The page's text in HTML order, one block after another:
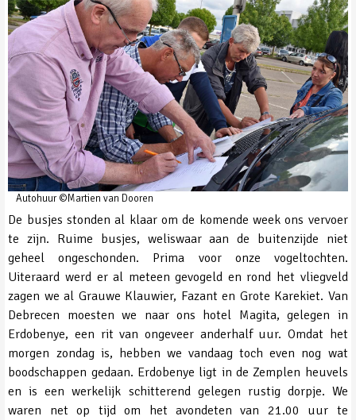
Autohuur ©Martien van Dooren
De busjes stonden al klaar om de komende week ons vervoer
te zijn. Ruime busjes, weliswaar aan de buitenzijde niet
geheel ongeschonden. Prima voor onze vogeltochten.
Uiteraard werd er al meteen gevogeld en rond het vliegveld
zagen we al Grauwe Klauwier, Fazant en Grote Karekiet. Van
Debrecen moesten we naar ons hotel Magita, gelegen in
Erdobenye, een rit van ongeveer anderhalf uur. Omdat het
morgen zondag is, hebben we vandaag toch even nog wat
boodschappen gedaan. Erdobenye ligt in de Zemplen heuvels
en is een werkelijk schitterend gelegen rustig dorpje. We
waren net op tijd om het avondeten van 21.00 uur te